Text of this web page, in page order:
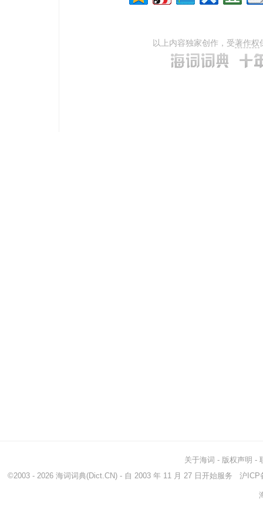
以上内容独家创作，受著作权
关于海词 - 版权声明 -
©2003 - 2026 海词词典(Dict.CN) - 自 2003 年 11 月 27 日开始服务 沪ICP